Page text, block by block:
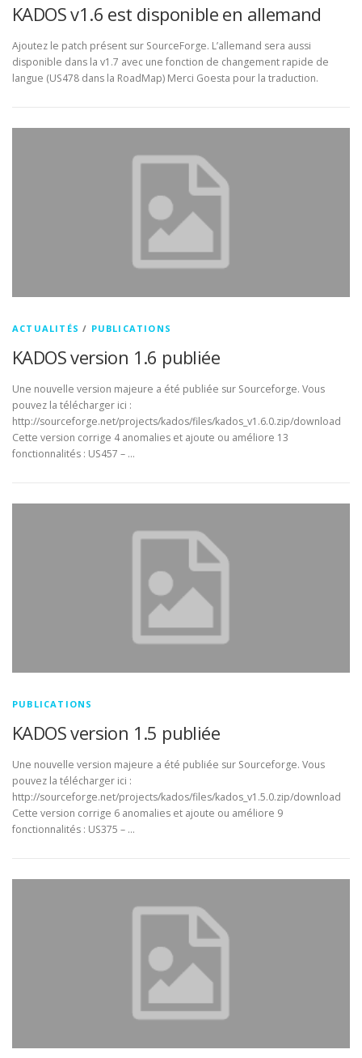
KADOS v1.6 est disponible en allemand
Ajoutez le patch présent sur SourceForge. L’allemand sera aussi
disponible dans la v1.7 avec une fonction de changement rapide de
langue (US478 dans la RoadMap) Merci Goesta pour la traduction.
ACTUALITÉS / PUBLICATIONS
KADOS version 1.6 publiée
Une nouvelle version majeure a été publiée sur Sourceforge. Vous
pouvez la télécharger ici :
http://sourceforge.net/projects/kados/files/kados_v1.6.0.zip/download
Cette version corrige 4 anomalies et ajoute ou améliore 13
fonctionnalités : US457 – …
PUBLICATIONS
KADOS version 1.5 publiée
Une nouvelle version majeure a été publiée sur Sourceforge. Vous
pouvez la télécharger ici :
http://sourceforge.net/projects/kados/files/kados_v1.5.0.zip/download
Cette version corrige 6 anomalies et ajoute ou améliore 9
fonctionnalités : US375 – …